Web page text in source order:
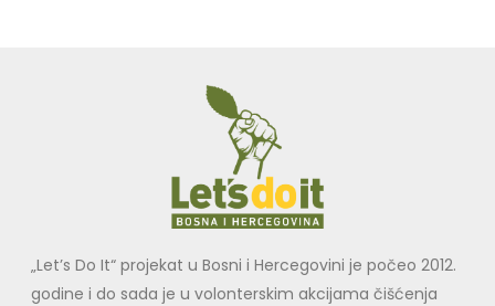
„Let’s Do It“ projekat u Bosni i Hercegovini je počeo 2012.
godine i do sada je u volonterskim akcijama čišćenja